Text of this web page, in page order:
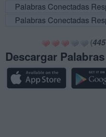
Palabras Conectadas
Palabras Conectadas
(445
Descargar